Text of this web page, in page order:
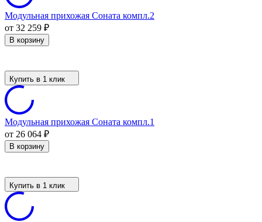
Модульная прихожая Соната компл.2
от 32 259 ₽
В корзину
Купить в 1 клик
Модульная прихожая Соната компл.1
от 26 064 ₽
В корзину
Купить в 1 клик